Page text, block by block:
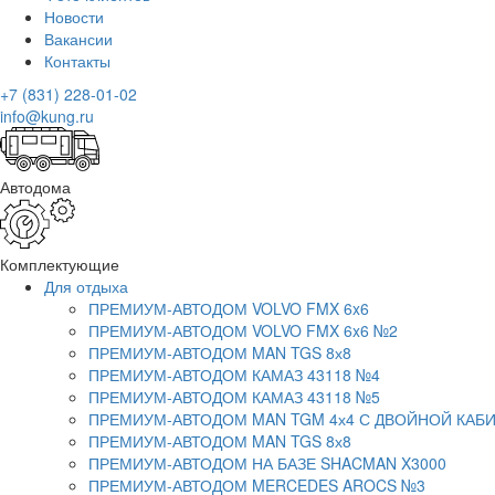
Новости
Вакансии
Контакты
+7 (831) 228-01-02
info@kung.ru
Автодома
Комплектующие
Для отдыха
ПРЕМИУМ-АВТОДОМ VOLVO FMX 6x6
ПРЕМИУМ-АВТОДОМ VOLVO FMX 6x6 №2
ПРЕМИУМ-АВТОДОМ MAN TGS 8х8
ПРЕМИУМ-АВТОДОМ КАМАЗ 43118 №4
ПРЕМИУМ-АВТОДОМ КАМАЗ 43118 №5
ПРЕМИУМ-АВТОДОМ MAN TGM 4х4 С ДВОЙНОЙ
ПРЕМИУМ-АВТОДОМ MAN TGS 8х8
ПРЕМИУМ-АВТОДОМ НА БАЗЕ SHACMAN X3000
ПРЕМИУМ-АВТОДОМ MERCEDES AROCS №3